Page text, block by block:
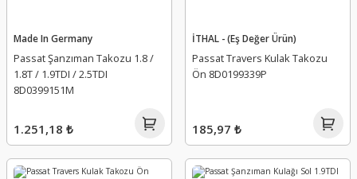
Made In Germany
Passat Şanzıman Takozu 1.8 /
1.8T / 1.9TDI / 2.5TDI
8D0399151M
1.251,18 ₺
İTHAL - (Eş Değer Ürün)
Passat Travers Kulak Takozu
Ön 8D0199339P
185,97 ₺